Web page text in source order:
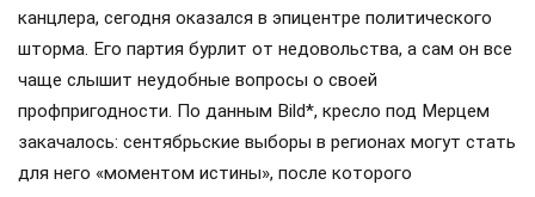
канцлера, сегодня оказался в эпицентре политического
шторма. Его партия бурлит от недовольства, а сам он все
чаще слышит неудобные вопросы о своей
профпригодности. По данным Bild*, кресло под Мерцем
закачалось: сентябрьские выборы в регионах могут стать
для него «моментом истины», после которого